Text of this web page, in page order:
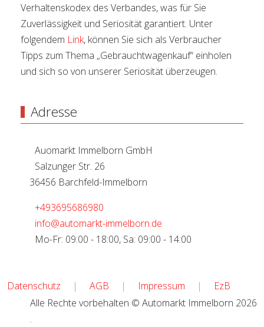
Verhaltenskodex des Verbandes, was für Sie
Zuverlässigkeit und Seriosität garantiert. Unter
folgendem Link, können Sie sich als Verbraucher
Tipps zum Thema „Gebrauchtwagenkauf“ einholen
und sich so von unserer Seriosität überzeugen.
Adresse
Auomarkt Immelborn GmbH
Salzunger Str. 26
36456 Barchfeld-Immelborn
+493695686980
info@automarkt-immelborn.de
Mo-Fr: 09:00 - 18:00, Sa: 09:00 - 14:00
Datenschutz | AGB | Impressum |
EzB
Alle Rechte vorbehalten © Automarkt Immelborn 2026
.